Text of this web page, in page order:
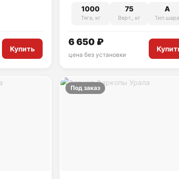
Купить
1000
Тяга, кг
75
Верт., кг
A
Тип шара
6 650 ₽
цена без установки
Под заказ